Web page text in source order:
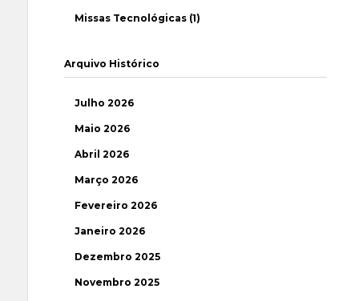
Missas Tecnológicas (1)
Arquivo Histórico
Julho 2026
Maio 2026
Abril 2026
Março 2026
Fevereiro 2026
Janeiro 2026
Dezembro 2025
Novembro 2025